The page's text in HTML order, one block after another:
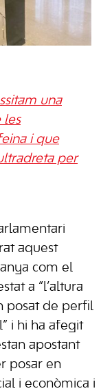
una
les
i que
per
aquest
com el
a “l’altura
posat de perfil
i hi ha afegit
apostant
posar en
i econòmica i